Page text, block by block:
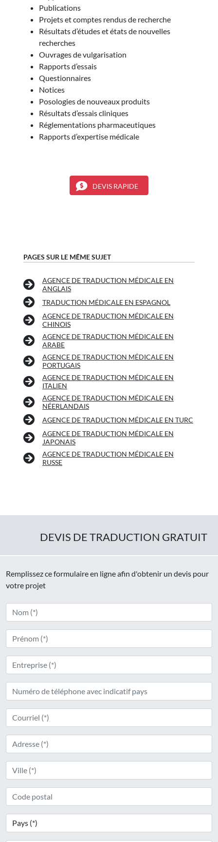
Publications
Projets et comptes rendus de recherche
Résultats d’études et états de nouvelles
recherches
Ouvrages de vulgarisation
Rapports d’essais
Questionnaires
Notices
Posologies de nouveaux produits
Résultats d’essais cliniques
Réglementations pharmaceutiques
Rapports d’expertise médicale
DEVIS RAPIDE
PAGES SUR LE MÊME SUJET
AGENCE DE TRADUCTION MÉDICALE EN
ANGLAIS
TRADUCTION MÉDICALE EN ESPAGNOL
AGENCE DE TRADUCTION MÉDICALE EN
CHINOIS
AGENCE DE TRADUCTION MÉDICALE EN
ARABE
AGENCE DE TRADUCTION MÉDICALE EN
PORTUGAIS
AGENCE DE TRADUCTION MÉDICALE EN
ITALIEN
AGENCE DE TRADUCTION MÉDICALE EN
NÉERLANDAIS
AGENCE DE TRADUCTION MÉDICALE EN TURC
AGENCE DE TRADUCTION MÉDICALE EN
JAPONAIS
AGENCE DE TRADUCTION MÉDICALE EN
RUSSE
DEVIS DE TRADUCTION GRATUIT
Remplissez ce formulaire en ligne afin d'obtenir un devis pour
votre projet